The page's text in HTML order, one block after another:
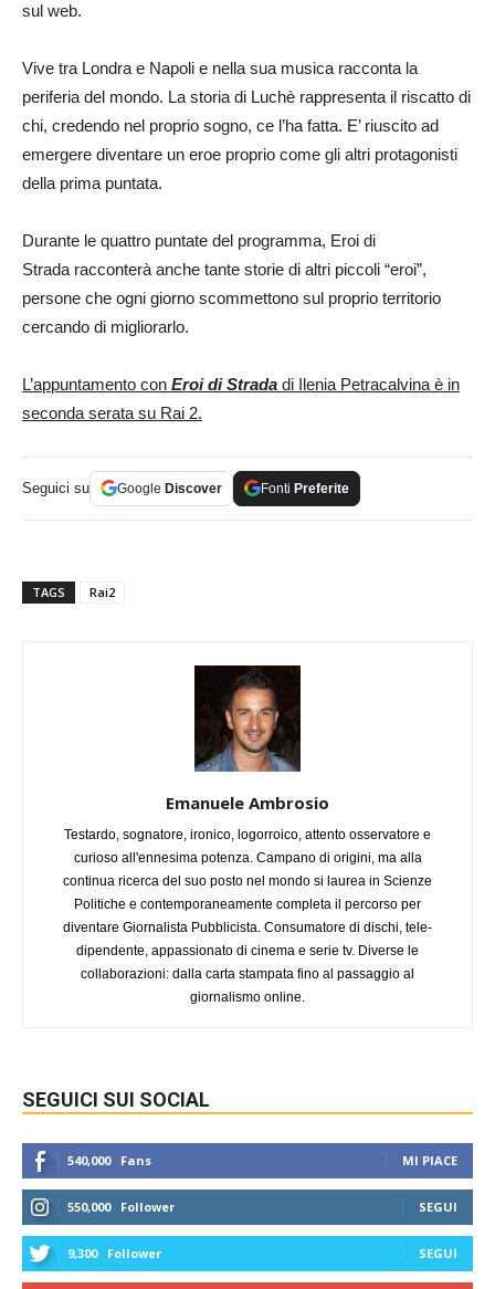
sul web.
Vive tra Londra e Napoli e nella sua musica racconta la
periferia del mondo. La storia di Luchè rappresenta il riscatto di
chi, credendo nel proprio sogno, ce l’ha fatta. E’ riuscito ad
emergere diventare un eroe proprio come gli altri protagonisti
della prima puntata.
Durante le quattro puntate del programma, Eroi di
Strada racconterà anche tante storie di altri piccoli “eroi”,
persone che ogni giorno scommettono sul proprio territorio
cercando di migliorarlo.
L’appuntamento con Eroi di Strada di Ilenia Petracalvina è in
seconda serata su Rai 2.
Seguici su Google Discover Fonti Preferite
TAGS Rai2
Emanuele Ambrosio
Testardo, sognatore, ironico, logorroico, attento osservatore e
curioso all'ennesima potenza. Campano di origini, ma alla
continua ricerca del suo posto nel mondo si laurea in Scienze
Politiche e contemporaneamente completa il percorso per
diventare Giornalista Pubblicista. Consumatore di dischi, tele-
dipendente, appassionato di cinema e serie tv. Diverse le
collaborazioni: dalla carta stampata fino al passaggio al
giornalismo online.
SEGUICI SUI SOCIAL
540,000 Fans MI PIACE
550,000 Follower SEGUI
9,300 Follower SEGUI